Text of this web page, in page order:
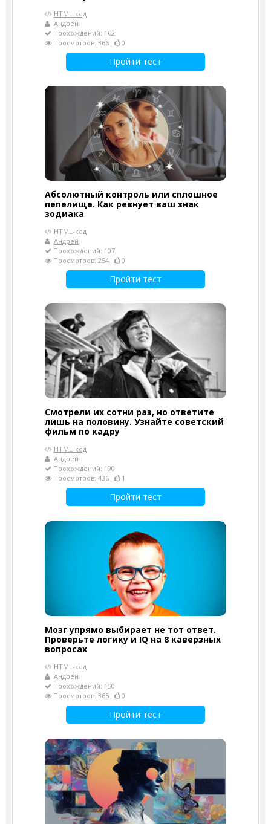
HTML-код
Андрей
Прохождений: 162
Просмотров: 366
0
Пройти тест
Абсолютный контроль или сплошное
пепелище. Как ревнует ваш знак
зодиака
HTML-код
Андрей
Прохождений: 107
Просмотров: 254
0
Пройти тест
Смотрели их сотни раз, но ответите
лишь на половину. Узнайте советский
фильм по кадру
HTML-код
Андрей
Прохождений: 190
Просмотров: 436
1
Пройти тест
Мозг упрямо выбирает не тот ответ.
Проверьте логику и IQ на 8 каверзных
вопросах
HTML-код
Андрей
Прохождений: 150
Просмотров: 365
0
Пройти тест